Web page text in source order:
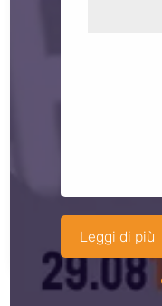
Leggi di più